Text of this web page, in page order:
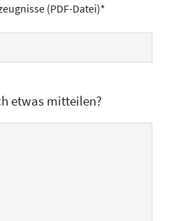
(PDF-Datei)*
(PDF-Datei)*
etwas mitteilen?